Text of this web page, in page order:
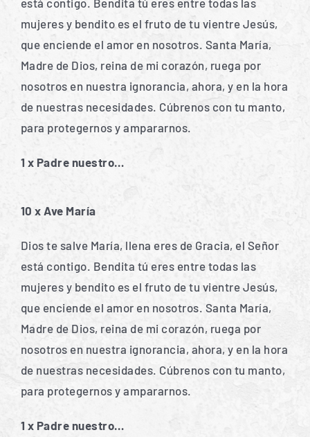
mujeres y bendito es el fruto de tu vientre Jesús,
que enciende el amor en nosotros. Santa María,
Madre de Dios, reina de mi corazón, ruega por
nosotros en nuestra ignorancia, ahora, y en la hora
de nuestras necesidades. Cúbrenos con tu manto,
para protegernos y ampararnos.
1 x Padre nuestro…
10 x Ave María
Dios te salve María, llena eres de Gracia, el Señor
está contigo. Bendita tú eres entre todas las
mujeres y bendito es el fruto de tu vientre Jesús,
que enciende el amor en nosotros. Santa María,
Madre de Dios, reina de mi corazón, ruega por
nosotros en nuestra ignorancia, ahora, y en la hora
de nuestras necesidades. Cúbrenos con tu manto,
para protegernos y ampararnos.
1 x Padre nuestro…